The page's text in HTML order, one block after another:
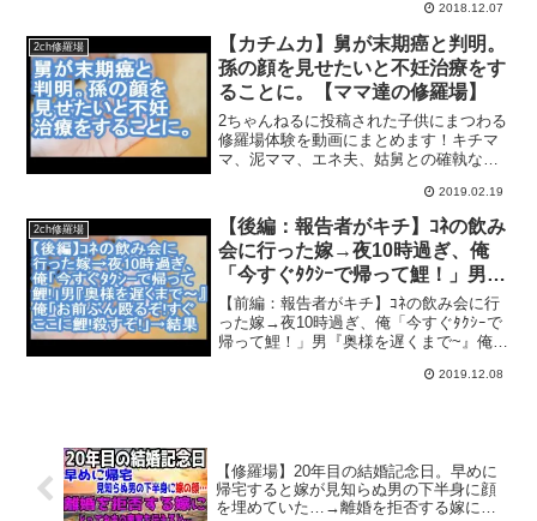
の修羅場】2ちゃんねるに投稿された子供
にまつわる修羅場体験を動画にまとめま
す！キチママ、泥ママ、...
2018.12.07
2ch修羅場
【カチムカ】舅が末期癌と判明。
孫の顔を見せたいと不妊治療をす
ることに。【ママ達の修羅場】
2ちゃんねるに投稿された子供にまつわる
修羅場体験を動画にまとめます！キチマ
マ、泥ママ、エネ夫、姑舅との確執など
ます♪ぜひチャンネル登録お願いいたしま
す(・∀・)
2019.02.19
2ch修羅場
【後編：報告者がキチ】ｺﾈの飲み
会に行った嫁→夜10時過ぎ、俺
「今すぐﾀｸｼｰで帰って鯉！」男
『奥様を遅くまで~』俺「お前ぶ
ん殴るぞ！今すぐここに鯉！殺す
ぞぉおお！」→結果【ママ達の修
【前編：報告者がキチ】ｺﾈの飲み会に行
った嫁→夜10時過ぎ、俺「今すぐﾀｸｼｰで
帰って鯉！」男『奥様を遅くまで~』俺
すぞぉおお！」→結果【ママ達の修羅
2019.12.08
【修羅場】20年目の結婚記念日。早めに
帰宅すると嫁が見知らぬ男の下半身に顔
を埋めていた…→離婚を拒否する嫁にと